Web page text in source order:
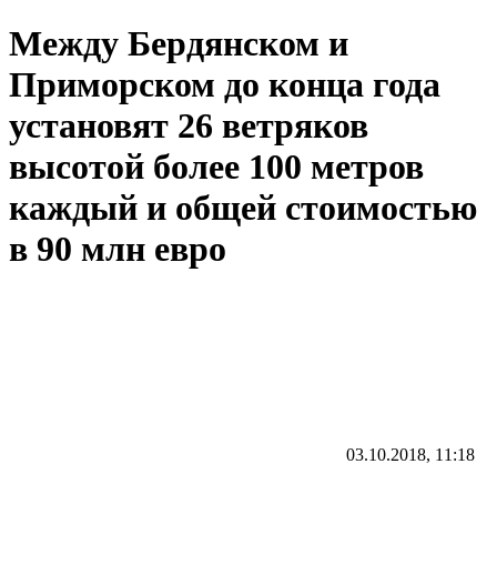
Между Бердянском и
Приморском до конца года
установят 26 ветряков
высотой более 100 метров
каждый и общей стоимостью
в 90 млн евро
03.10.2018, 11:18